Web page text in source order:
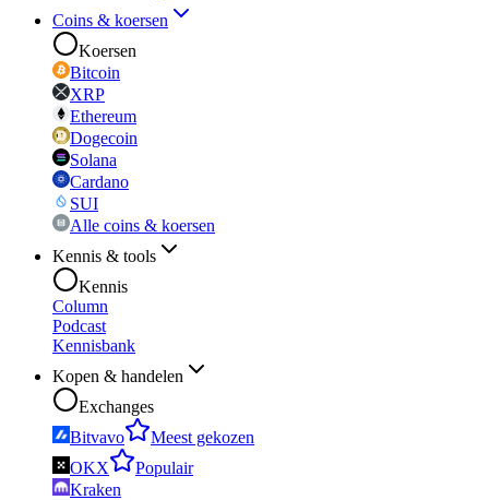
Coins & koersen
Koersen
Bitcoin
XRP
Ethereum
Dogecoin
Solana
Cardano
SUI
Alle coins & koersen
Kennis & tools
Kennis
Column
Podcast
Kennisbank
Kopen & handelen
Exchanges
Bitvavo
Meest gekozen
OKX
Populair
Kraken